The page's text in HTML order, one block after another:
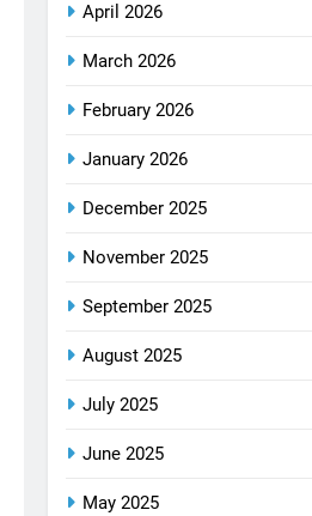
April 2026
March 2026
February 2026
January 2026
December 2025
November 2025
September 2025
August 2025
July 2025
June 2025
May 2025